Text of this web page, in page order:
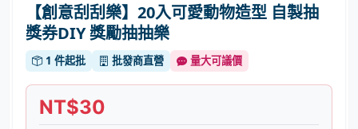
【創意刮刮樂】20入可愛動物造型 自製抽
獎券DIY 獎勵抽抽樂
1 件起批 批發商直營 量大可議價
NT$30